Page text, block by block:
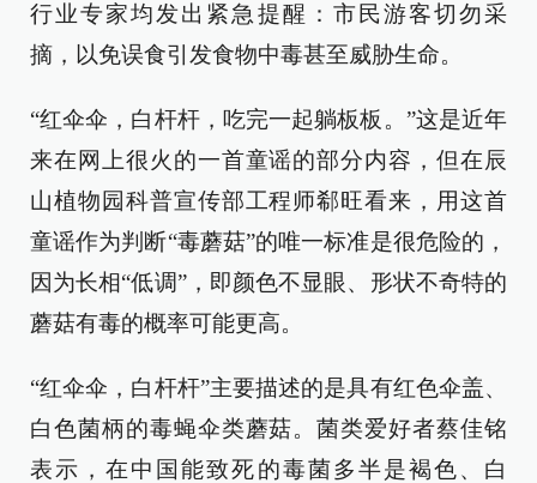
行业专家均发出紧急提醒：市民游客切勿采
摘，以免误食引发食物中毒甚至威胁生命。
“红伞伞，白杆杆，吃完一起躺板板。”这是近年
来在网上很火的一首童谣的部分内容，但在辰
山植物园科普宣传部工程师郗旺看来，用这首
童谣作为判断“毒蘑菇”的唯一标准是很危险的，
因为长相“低调”，即颜色不显眼、形状不奇特的
蘑菇有毒的概率可能更高。
“红伞伞，白杆杆”主要描述的是具有红色伞盖、
白色菌柄的毒蝇伞类蘑菇。菌类爱好者蔡佳铭
表示，在中国能致死的毒菌多半是褐色、白